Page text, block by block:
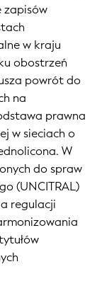
zapisów
w kraju
obostrzeń
powrót do
na
prawna
w sieciach o
W
do spraw
(UNCITRAL)
regulacji